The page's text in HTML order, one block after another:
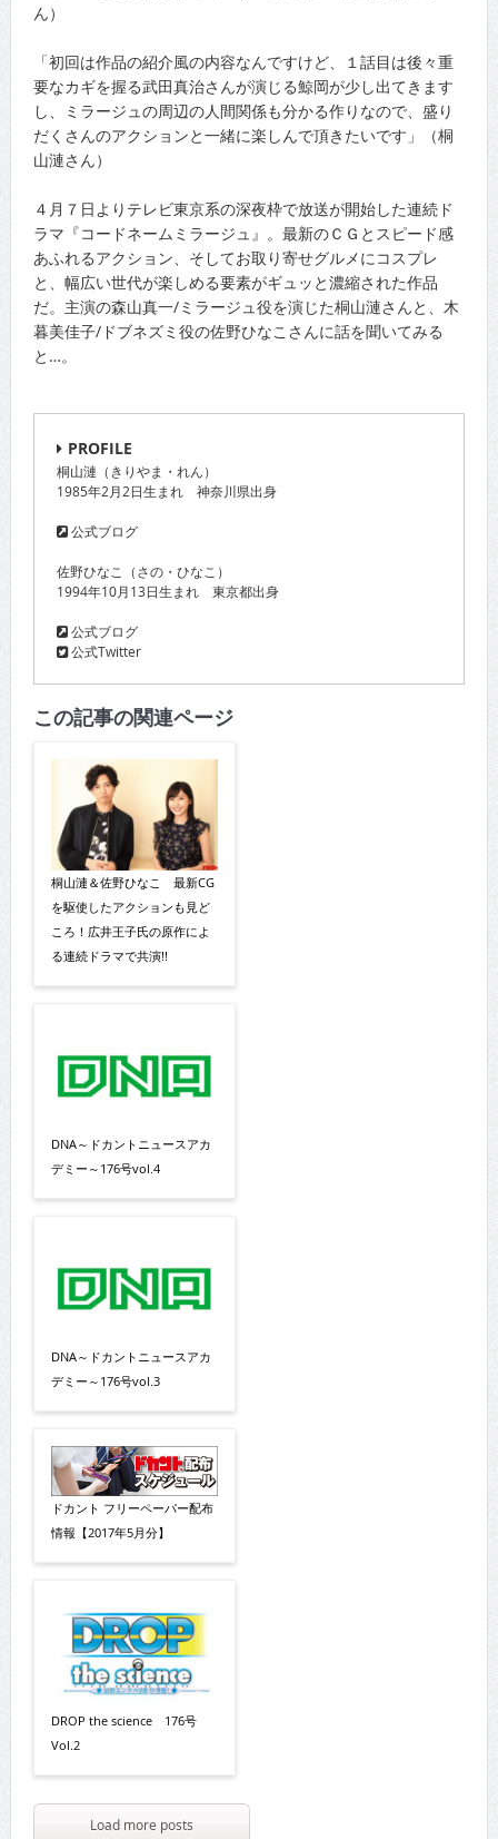
ん）
「初回は作品の紹介風の内容なんですけど、１話目は後々重
要なカギを握る武田真治さんが演じる鯨岡が少し出てきます
し、ミラージュの周辺の人間関係も分かる作りなので、盛り
だくさんのアクションと一緒に楽しんで頂きたいです」（桐
山漣さん）
４月７日よりテレビ東京系の深夜枠で放送が開始した連続ド
ラマ『コードネームミラージュ』。最新のＣＧとスピード感
あふれるアクション、そしてお取り寄せグルメにコスプレ
と、幅広い世代が楽しめる要素がギュッと濃縮された作品
だ。主演の森山真一/ミラージュ役を演じた桐山漣さんと、木
暮美佳子/ドブネズミ役の佐野ひなこさんに話を聞いてみる
と…。
PROFILE
桐山漣（きりやま・れん）
1985年2月2日生まれ 神奈川県出身
公式ブログ
佐野ひなこ（さの・ひなこ）
1994年10月13日生まれ 東京都出身
公式ブログ
公式Twitter
この記事の関連ページ
桐山漣＆佐野ひなこ 最新CG
を駆使したアクションも見ど
ころ！広井王子氏の原作によ
る連続ドラマで共演!!
DNA～ドカントニュースアカ
デミー～176号vol.4
DNA～ドカントニュースアカ
デミー～176号vol.3
ドカント フリーペーパー配布
情報【2017年5月分】
DROP the science 176号
Vol.2
Load more posts